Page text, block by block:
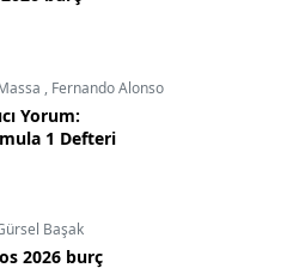
, Fernando Alonso
Yorum:
1 Defteri
Başak
2026 burç